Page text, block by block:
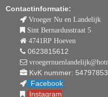
Contactinformatie:
Vroeger Nu en
Sint
4741RP Hoeven
0623815612
KvK nummer: 54797853
Facebook
Instagram